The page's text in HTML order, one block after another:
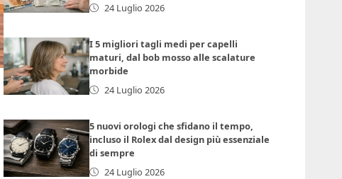
24 Luglio 2026
I 5 migliori tagli medi per capelli
maturi, dal bob mosso alle scalature
morbide
24 Luglio 2026
5 nuovi orologi che sfidano il tempo,
incluso il Rolex dal design più essenziale
di sempre
24 Luglio 2026